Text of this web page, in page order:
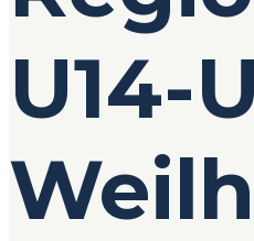
U14-